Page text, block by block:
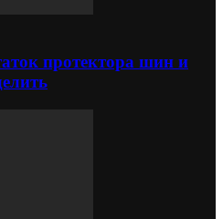
протектора шин и